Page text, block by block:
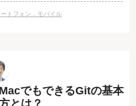
％まで増え
ートフォン，モバイル
でもできるGitの基本
とは？